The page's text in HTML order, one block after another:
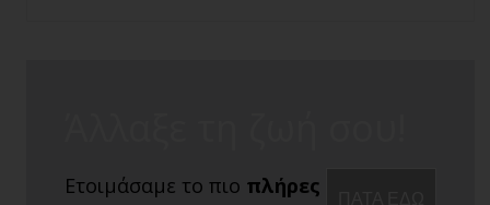
Ετοιμάσαμε το πιο πλήρες